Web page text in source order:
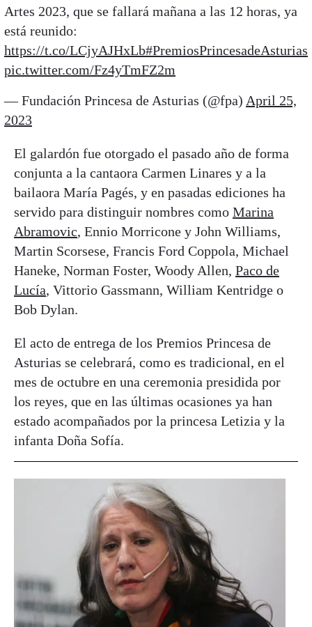
Artes 2023, que se fallará mañana a las 12 horas, ya
está reunido:
https://t.co/LCjyAJHxLb#PremiosPrincesadeAsturias
pic.twitter.com/Fz4yTmFZ2m
— Fundación Princesa de Asturias (@fpa) April 25,
2023
El galardón fue otorgado el pasado año de forma
conjunta a la cantaora Carmen Linares y a la
bailaora María Pagés, y en pasadas ediciones ha
servido para distinguir nombres como Marina
Abramovic, Ennio Morricone y John Williams,
Martin Scorsese, Francis Ford Coppola, Michael
Haneke, Norman Foster, Woody Allen, Paco de
Lucía, Vittorio Gassmann, William Kentridge o
Bob Dylan.
El acto de entrega de los Premios Princesa de
Asturias se celebrará, como es tradicional, en el
mes de octubre en una ceremonia presidida por
los reyes, que en las últimas ocasiones ya han
estado acompañados por la princesa Letizia y la
infanta Doña Sofía.